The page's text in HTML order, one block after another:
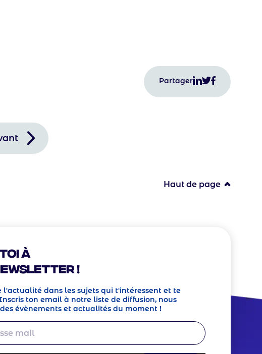
Partager
Haut de page
à
!
l'actualité dans les sujets qui t'intéressent et te
ton email à notre liste de diffusion, nous
évènements et actualités du moment !